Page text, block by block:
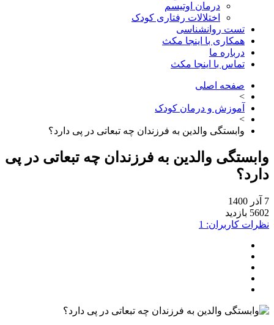
درمان اوتیسم
اختلالات رفتاری کودک
تست روانشناسی
همکاری با اینجا مکث
درباره ما
تماس با اینجا مکث
صفحه اصلی
آموزش و درمان کودک
وابستگی والدین به فرزندان چه تبعاتی در پی دارد؟
والدین به فرزندان چه تبعاتی در پی
کاربران: 1